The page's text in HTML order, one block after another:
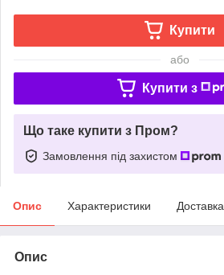
Купити
або
Купити з
Що таке купити з Пром?
Замовлення під захистом
Опис Характеристики Доставка
Опис